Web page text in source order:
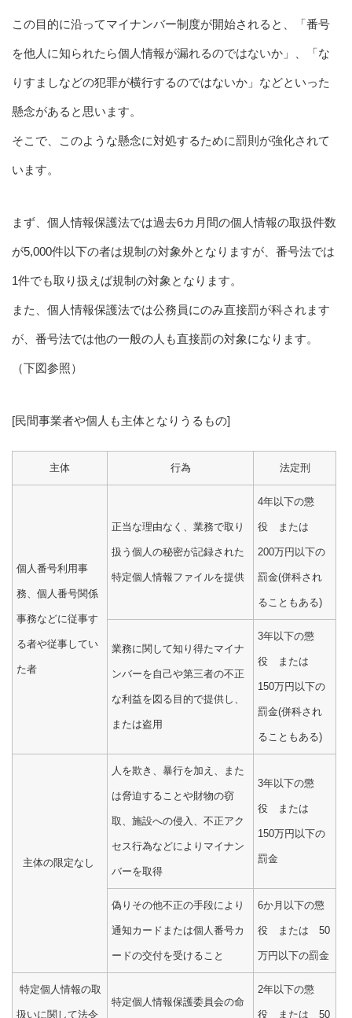
この目的に沿ってマイナンバー制度が開始されると、「番号
を他人に知られたら個人情報が漏れるのではないか」、「な
りすましなどの犯罪が横行するのではないか」などといった
懸念があると思います。
そこで、このような懸念に対処するために罰則が強化されて
います。
まず、個人情報保護法では過去6カ月間の個人情報の取扱件数
が5,000件以下の者は規制の対象外となりますが、番号法では
1件でも取り扱えば規制の対象となります。
また、個人情報保護法では公務員にのみ直接罰が科されます
が、番号法では他の一般の人も直接罰の対象になります。
（下図参照）
[民間事業者や個人も主体となりうるもの]
主体 行為 法定刑
個人番号利用事
務、個人番号関係
事務などに従事す
る者や従事してい
た者
正当な理由なく、業務で取り
扱う個人の秘密が記録された
特定個人情報ファイルを提供
4年以下の懲
役 または
200万円以下の
罰金(併科され
ることもある)
業務に関して知り得たマイナ
ンバーを自己や第三者の不正
な利益を図る目的で提供し、
または盗用
3年以下の懲
役 または
150万円以下の
罰金(併科され
ることもある)
主体の限定なし
人を欺き、暴行を加え、また
は脅迫することや財物の窃
取、施設への侵入、不正アク
セス行為などによりマイナン
バーを取得
3年以下の懲
役 または
150万円以下の
罰金
偽りその他不正の手段により
通知カードまたは個人番号カ
ードの交付を受けること
6か月以下の懲
役 または 50
万円以下の罰金
特定個人情報の取
扱いに関して法令
特定個人情報保護委員会の命
2年以下の懲
役 または 50